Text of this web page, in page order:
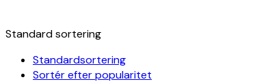
Standard sortering
Standardsortering
Sortér efter popularitet